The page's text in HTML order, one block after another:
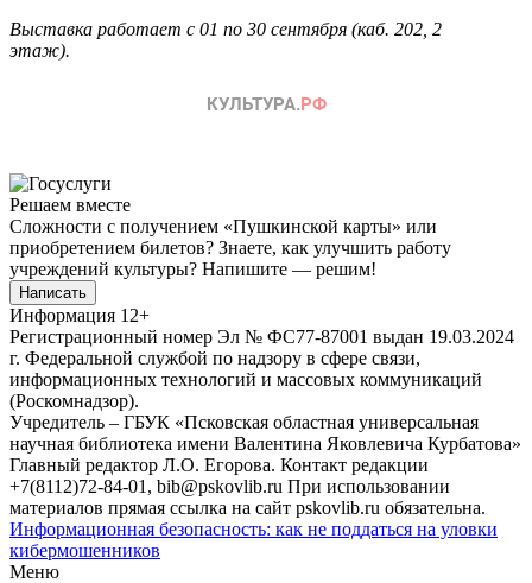
Выставка работает с 01 по 30 сентября (каб. 202, 2
этаж).
Решаем вместе
Сложности с получением «Пушкинской карты» или
приобретением билетов? Знаете, как улучшить работу
учреждений культуры? Напишите — решим!
Написать
Информация 12+
Регистрационный номер Эл № ФС77-87001 выдан 19.03.2024
г. Федеральной службой по надзору в сфере связи,
информационных технологий и массовых коммуникаций
(Роскомнадзор).
Учредитель – ГБУК «Псковская областная универсальная
научная библиотека имени Валентина Яковлевича Курбатова»
Главный редактор Л.О. Егорова. Контакт редакции
+7(8112)72-84-01, bib@pskovlib.ru При использовании
материалов прямая ссылка на сайт pskovlib.ru обязательна.
Информационная безопасность: как не поддаться на уловки
кибермошенников
Меню